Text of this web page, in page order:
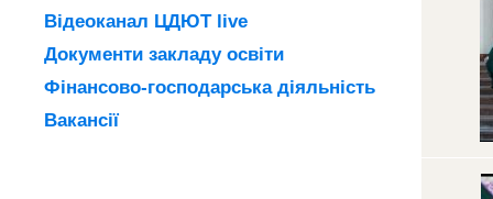
Відеоканал ЦДЮТ live
Документи закладу освіти
Фінансово-господарська діяльність
Вакансії